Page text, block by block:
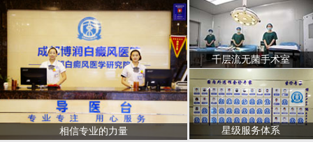
相信专业的力量
千层流无菌手术室
星级服务体系